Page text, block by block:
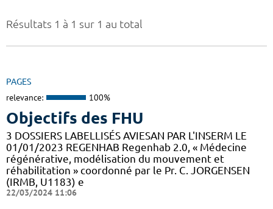
Résultats 1 à 1 sur 1 au total
PAGES
relevance: 100%
Objectifs des FHU
3 DOSSIERS LABELLISÉS AVIESAN PAR L'INSERM LE
01/01/2023 REGENHAB Regenhab 2.0, « Médecine
régénérative, modélisation du mouvement et
réhabilitation » coordonné par le Pr. C. JORGENSEN
(IRMB, U1183) e
22/03/2024 11:06